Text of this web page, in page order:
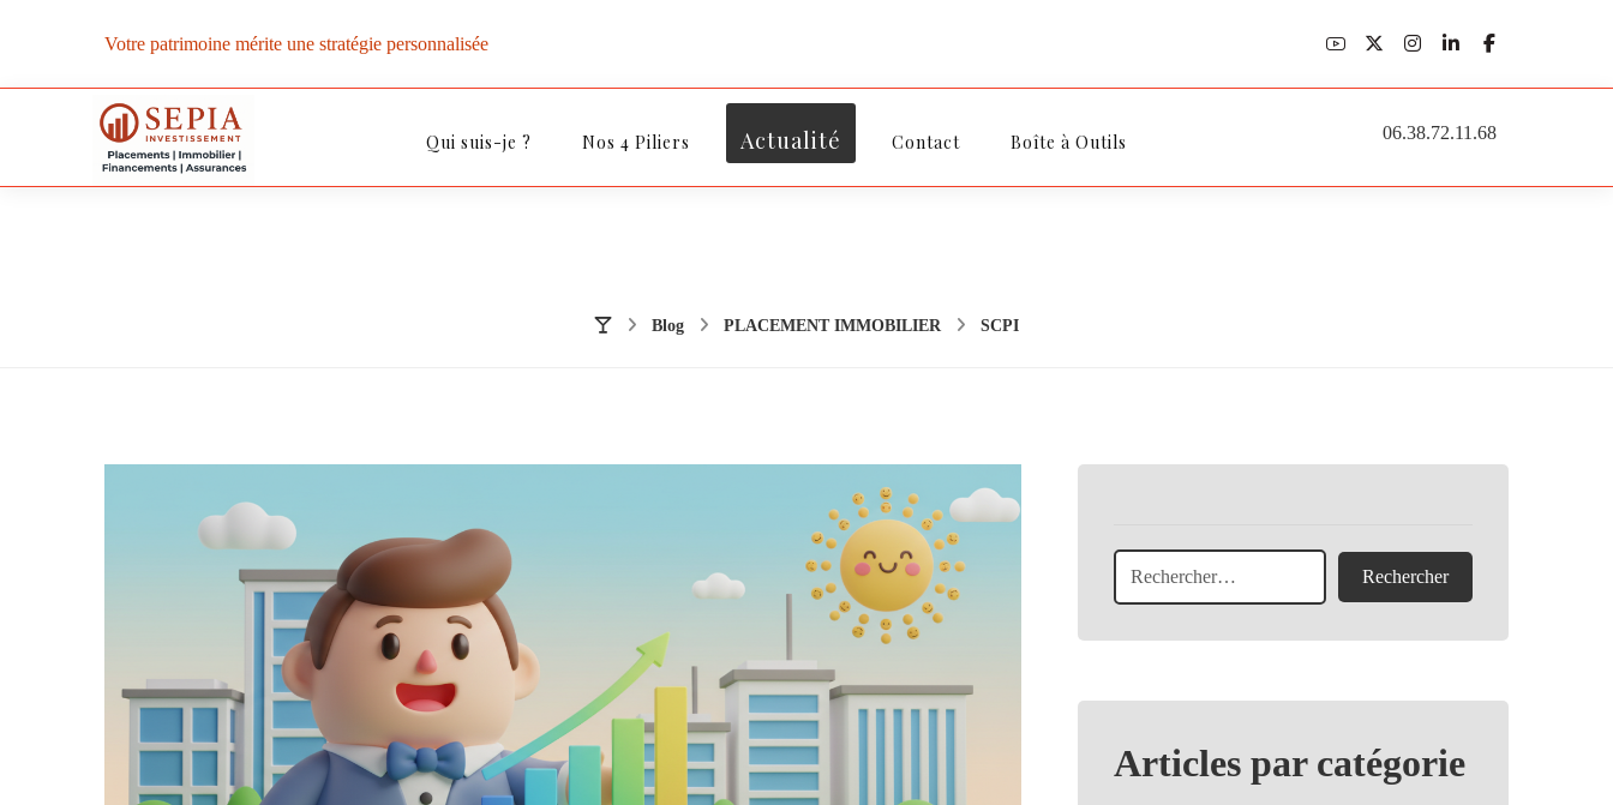
Votre patrimoine mérite une stratégie personnalisée
Qui suis-je ? Nos 4 Piliers Actualité Contact Boîte à Outils 06.38.72.11.68
Blog PLACEMENT IMMOBILIER SCPI
Articles par catégorie